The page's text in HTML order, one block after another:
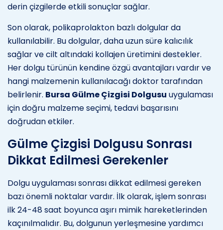
derin çizgilerde etkili sonuçlar sağlar.
Son olarak, polikaprolakton bazlı dolgular da
kullanılabilir. Bu dolgular, daha uzun süre kalıcılık
sağlar ve cilt altındaki kollajen üretimini destekler.
Her dolgu türünün kendine özgü avantajları vardır ve
hangi malzemenin kullanılacağı doktor tarafından
belirlenir. Bursa Gülme Çizgisi Dolgusu uygulaması
için doğru malzeme seçimi, tedavi başarısını
doğrudan etkiler.
Gülme Çizgisi Dolgusu Sonrası
Dikkat Edilmesi Gerekenler
Dolgu uygulaması sonrası dikkat edilmesi gereken
bazı önemli noktalar vardır. İlk olarak, işlem sonrası
ilk 24-48 saat boyunca aşırı mimik hareketlerinden
kaçınılmalıdır. Bu, dolgunun yerleşmesine yardımcı